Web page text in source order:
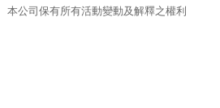
本公司保有所有活動變動及解釋之權利